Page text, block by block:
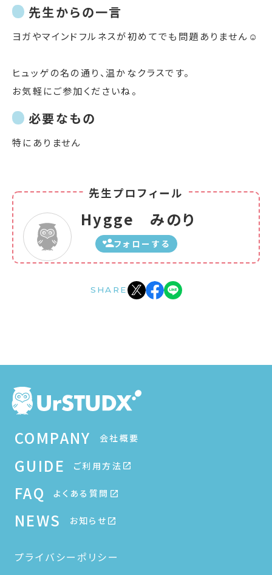
先生からの一言
ヨガやマインドフルネスが初めてでも問題ありません☺
ヒュッゲの名の通り、温かなクラスです。
お気軽にご参加くださいね。
必要なもの
特にありません
先生プロフィール
フォローする
Hygge みのり
SHARE
COMPANY 会社概要
GUIDE ご利用方法
FAQ よくある質問
NEWS お知らせ
プライバシーポリシー